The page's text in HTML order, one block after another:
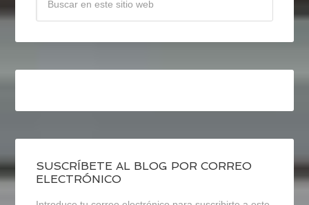
SUSCRÍBETE AL BLOG POR CORREO
ELECTRÓNICO